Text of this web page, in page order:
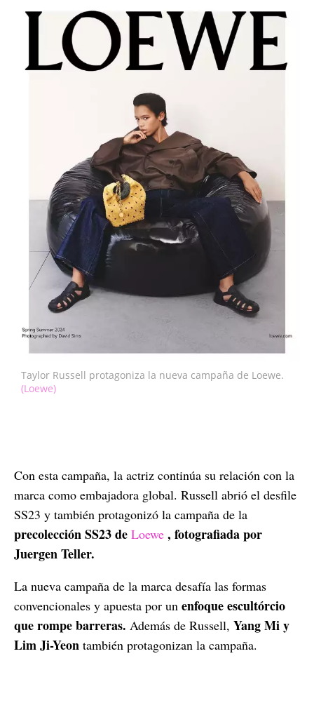
Taylor Russell protagoniza la nueva campaña de Loewe.
(Loewe)
Con esta campaña, la actriz continúa su relación con la
marca como embajadora global. Russell abrió el desfile
SS23 y también protagonizó la campaña de la
precolección SS23 de Loewe , fotografiada por
Juergen Teller.
La nueva campaña de la marca desafía las formas
convencionales y apuesta por un enfoque escultórcio
que rompe barreras. Además de Russell, Yang Mi y
Lim Ji-Yeon también protagonizan la campaña.